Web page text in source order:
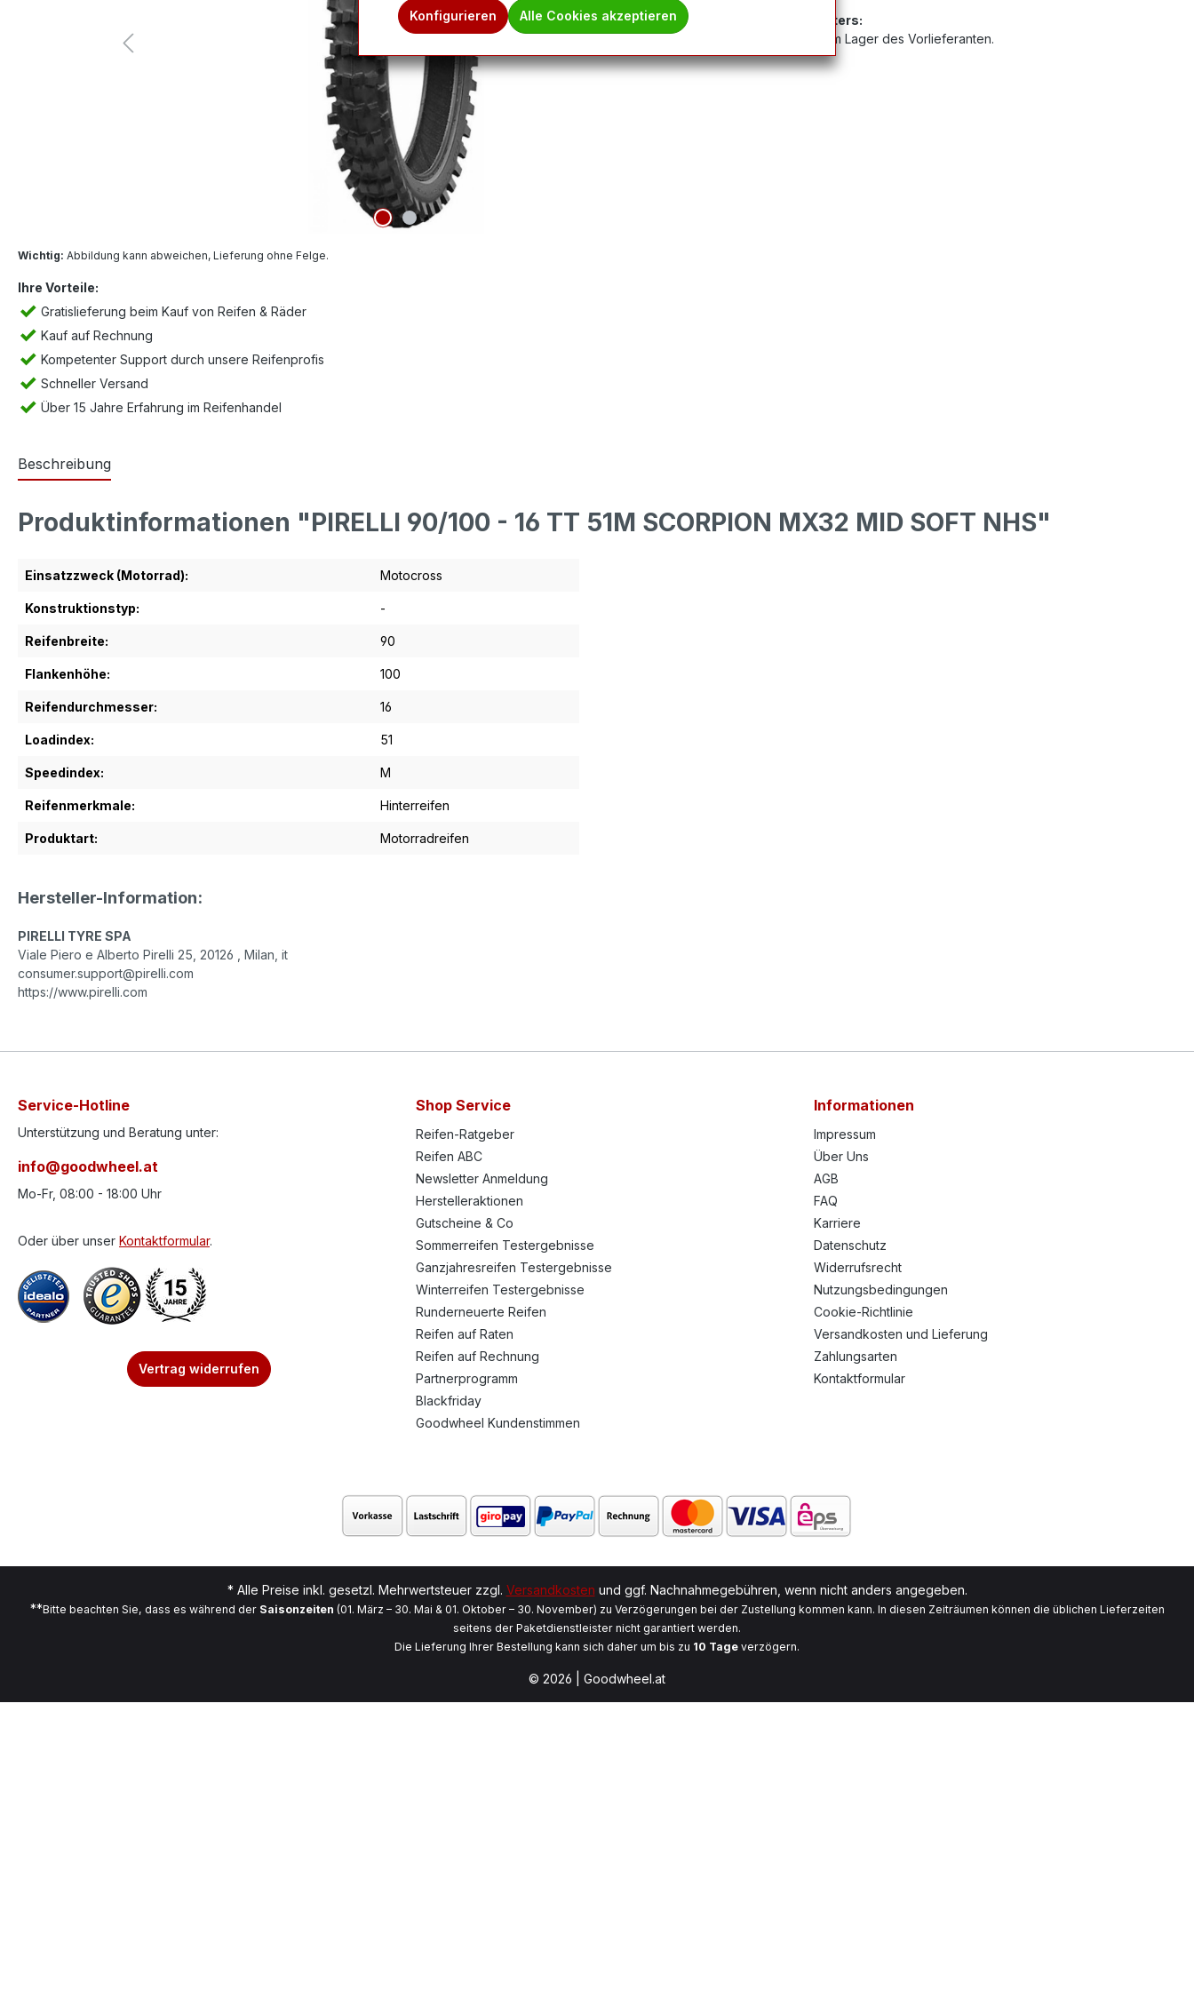
Wichtig: Abbildung kann abweichen, Lieferung ohne Felge.
Ihre Vorteile:
Gratislieferung beim Kauf von Reifen & Räder
Kauf auf Rechnung
Kompetenter Support durch unsere Reifenprofis
Schneller Versand
Über 15 Jahre Erfahrung im Reifenhandel
Hinweis des Anbieters:
Ware befindet sich im Lager des Vorlieferanten.
Beschreibung
Produktinformationen "PIRELLI 90/100 - 16 TT 51M SCORPION MX32 MID SOFT NHS"
Einsatzzweck (Motorrad): Motocross
Konstruktionstyp: -
Reifenbreite: 90
Flankenhöhe: 100
Reifendurchmesser: 16
Loadindex: 51
Speedindex: M
Reifenmerkmale: Hinterreifen
Produktart: Motorradreifen
Hersteller-Information:
PIRELLI TYRE SPA
Viale Piero e Alberto Pirelli 25, 20126 , Milan, it
consumer.support@pirelli.com
https://www.pirelli.com
Service-Hotline
Unterstützung und Beratung unter:
info@goodwheel.at
Mo-Fr, 08:00 - 18:00 Uhr
Oder über unser Kontaktformular.
Vertrag widerrufen
Shop Service
Reifen-Ratgeber
Reifen ABC
Newsletter Anmeldung
Herstelleraktionen
Gutscheine & Co
Sommerreifen Testergebnisse
Ganzjahresreifen Testergebnisse
Winterreifen Testergebnisse
Runderneuerte Reifen
Reifen auf Raten
Reifen auf Rechnung
Partnerprogramm
Blackfriday
Goodwheel Kundenstimmen
Informationen
Impressum
Über Uns
AGB
FAQ
Karriere
Datenschutz
Widerrufsrecht
Nutzungsbedingungen
Cookie-Richtlinie
Versandkosten und Lieferung
Zahlungsarten
Kontaktformular
* Alle Preise inkl. gesetzl. Mehrwertsteuer zzgl. Versandkosten und ggf. Nachnahmegebühren, wenn nicht anders angegeben.
**Bitte beachten Sie, dass es während der Saisonzeiten (01. März – 30. Mai & 01. Oktober – 30. November) zu Verzögerungen bei der Zustellung kommen kann. In diesen Zeiträumen können die üblichen Lieferzeiten
seitens der Paketdienstleister nicht garantiert werden.
Die Lieferung Ihrer Bestellung kann sich daher um bis zu 10 Tage verzögern.
© 2026 | Goodwheel.at
Konfigurieren Alle Cookies akzeptieren